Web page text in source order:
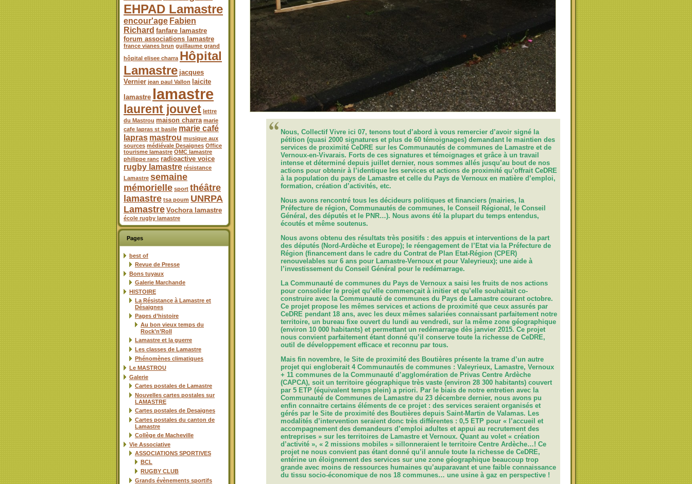
EHPAD Lamastre
encour'age Fabien
Richard fanfare lamastre
forum associations lamastre
france vianes brun guillaume grand
hôpital elisee charra Hôpital
Lamastre jacques
Vernier jean paul Vallon
laicite
lamastre lamastre
laurent jouvet lettre
du Mastrou maison charra marie
cafe lapras st basile marie café
lapras mastrou musique aux
sources médiévale Desaignes Office
tourisme lamastre OMC lamastre
philippe ranc radioactive voice
rugby lamastre résistance
Lamastre semaine
mémorielle sport théâtre
lamastre tsa poum UNRPA
Lamastre Vochora lamastre
école rugby lamastre
Pages
best of
Revue de Presse
Bons tuyaux
Galerie Marchande
HISTOIRE
La Résistance à Lamastre et
Désaignes
Pages d’histoire
Au bon vieux temps du
Rock’n’Roll
Lamastre et la guerre
Les classes de Lamastre
Phénomènes climatiques
Le MASTROU
Galerie
Cartes postales de Lamastre
Nouvelles cartes postales sur
LAMASTRE
Cartes postales de Desaignes
Cartes postales du canton de
Lamastre
Collège de Macheville
Vie Associative
ASSOCIATIONS SPORTIVES
BCL
RUGBY CLUB
Grands évènements sportifs
Nous, Collectif Vivre ici 07, tenons tout d’abord à vous remercier d’avoir signé la
pétition (quasi 2000 signatures et plus de 60 témoignages) demandant le maintien des
services de proximité CeDRE sur les Communautés de communes de Lamastre et de
Vernoux-en-Vivarais. Forts de ces signatures et témoignages et grâce à un travail
intense et déterminé depuis juillet dernier, nous sommes allés jusqu’au bout de nos
actions pour obtenir à l’identique les services et actions de proximité qu’offrait CeDRE
à la population du pays de Lamastre et celle du Pays de Vernoux en matière d’emploi,
formation, création d’activités, etc.
Nous avons rencontré tous les décideurs politiques et financiers (mairies, la
Préfecture de région, Communautés de communes, le Conseil Régional, le Conseil
Général, des députés et le PNR…). Nous avons été la plupart du temps entendus,
écoutés et même soutenus.
Nous avons obtenu des résultats très positifs : des appuis et interventions de la part
des députés (Nord-Ardèche et Europe); le réengagement de l’Etat via la Préfecture de
Région (financement dans le cadre du Contrat de Plan Etat-Région (CPER)
renouvelables sur 6 ans pour Lamastre-Vernoux et pour Valeyrieux); une aide à
l’investissement du Conseil Général pour le redémarrage.
La Communauté de communes du Pays de Vernoux a saisi les fruits de nos actions
pour consolider le projet qu’elle commençait à initier et qu’elle souhaitait co-
construire avec la Communauté de communes du Pays de Lamastre courant octobre.
Ce projet propose les mêmes services et actions de proximité que ceux assurés par
CeDRE pendant 18 ans, avec les deux mêmes salariées connaissant parfaitement notre
territoire, un bureau fixe ouvert du lundi au vendredi, sur la même zone géographique
(environ 10 000 habitants) et permettant un redémarrage dès janvier 2015. Ce projet
nous convient parfaitement étant donné qu’il conserve toute la richesse de CeDRE,
outil de développement efficace et reconnu par tous.
Mais fin novembre, le Site de proximité des Boutières présente la trame d’un autre
projet qui engloberait 4 Communautés de communes : Valeyrieux, Lamastre, Vernoux
+ 11 communes de la Communauté d’agglomération de Privas Centre Ardèche
(CAPCA), soit un territoire géographique très vaste (environ 28 300 habitants) couvert
par 5 ETP (équivalent temps plein) a priori. Par le biais de notre entretien avec la
Communauté de Communes de Lamastre du 23 décembre dernier, nous avons pu
enfin connaitre certains éléments de ce projet : des services seraient organisés et
gérés par le Site de proximité des Boutières depuis Saint-Martin de Valamas. Les
modalités d’intervention seraient donc très différentes : 0,5 ETP pour « l’accueil et
accompagnement des demandeurs d’emploi adultes et appui au recrutement des
entreprises » sur les territoires de Lamastre et Vernoux. Quant au volet « création
d’activité », « 2 missions mobiles » sillonneraient le territoire Centre Ardèche…! Ce
projet ne nous convient pas étant donné qu’il annule toute la richesse de CeDRE,
entérine un éloignement des services sur une zone géographique beaucoup trop
grande avec moins de ressources humaines qu’auparavant et une faible connaissance
du tissu socio-économique de nos 18 communes… une usine à gaz en perspective !